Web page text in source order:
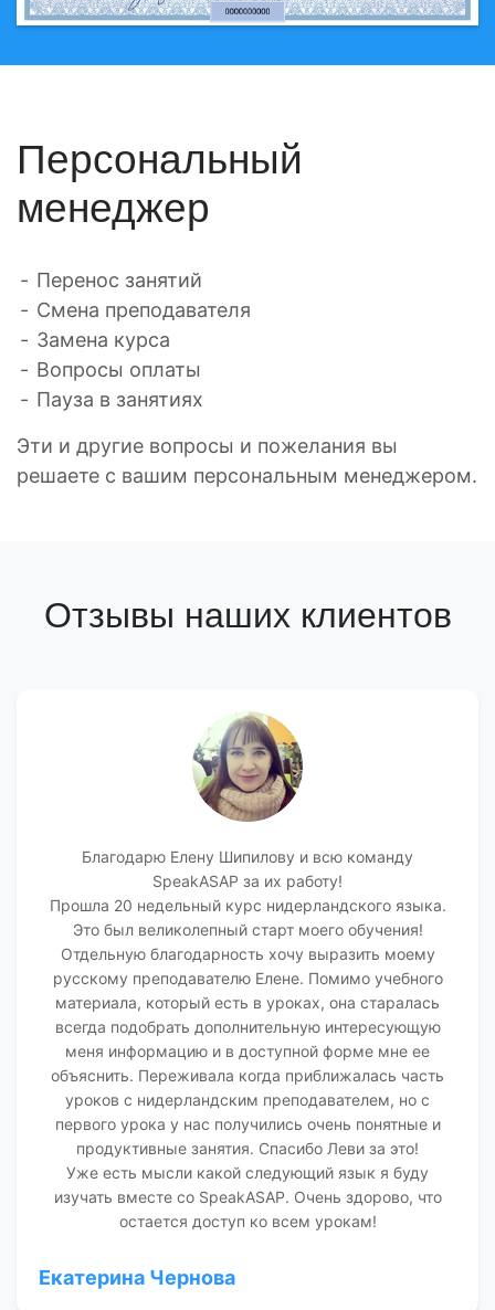
Персональный
менеджер
Перенос занятий
Смена преподавателя
Замена курса
Вопросы оплаты
Пауза в занятиях
Эти и другие вопросы и пожелания вы
решаете с вашим персональным менеджером.
Отзывы наших клиентов
Благодарю Елену Шипилову и всю команду
SpeakASAP за их работу!
Прошла 20 недельный курс нидерландского языка.
Это был великолепный старт моего обучения!
Отдельную благодарность хочу выразить моему
русскому преподавателю Елене. Помимо учебного
материала, который есть в уроках, она старалась
всегда подобрать дополнительную интересующую
меня информацию и в доступной форме мне ее
объяснить. Переживала когда приближалась часть
уроков с нидерландским преподавателем, но с
первого урока у нас получились очень понятные и
продуктивные занятия. Спасибо Леви за это!
Уже есть мысли какой следующий язык я буду
изучать вместе со SpeakASAP. Очень здорово, что
остается доступ ко всем урокам!
Екатерина Чернова